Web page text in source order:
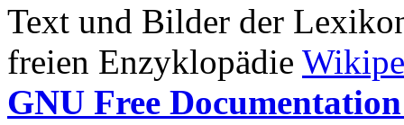
Text und Bilder der
freien Enzyklopädie
GNU Free